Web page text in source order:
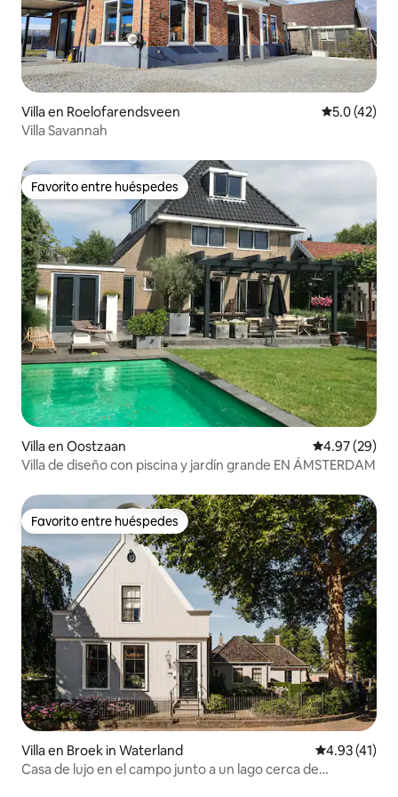
Villa en Roelofarendsveen Calificación
5.0 (42)
Villa Savannah
Favorito entre huéspedes
Favorito entre huéspedes
Villa en Oostzaan Calificación
4.97 (29)
Villa de diseño con piscina y jardín grande EN ÁMSTERDAM
Favorito entre huéspedes
Favorito entre huéspedes
Villa en Broek in Waterland Calificación
4.93 (41)
Casa de lujo en el campo junto a un lago cerca de